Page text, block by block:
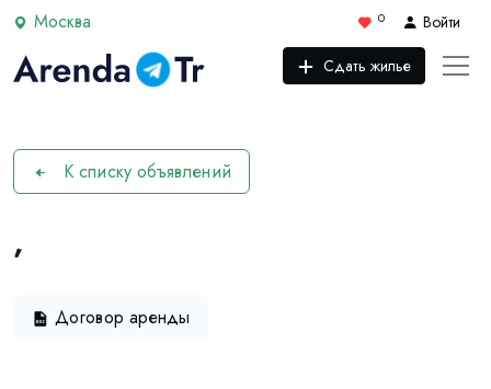
Москва 0
Войти
Сдать жилье
К списку объявлений
,
Договор аренды